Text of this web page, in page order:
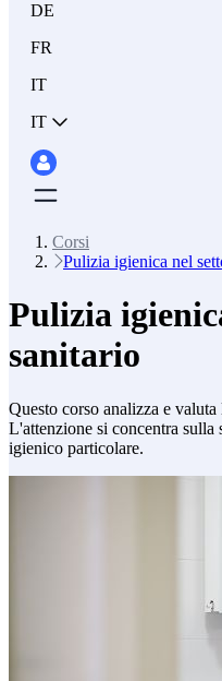
DE
FR
IT
IT
Corsi
Pulizia igienica nel
Pulizia
sanitario
Questo corso analizza e
L'attenzione si concentra
igienico particolare.